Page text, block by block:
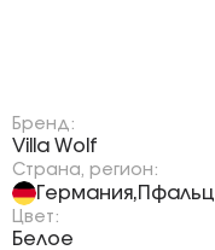
Бренд:
Villa Wolf
Страна, регион:
Германия,Пфальц
Цвет:
Белое